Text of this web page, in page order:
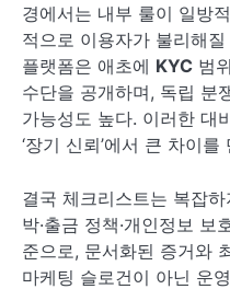
경에서는 내부 룰이 일방
적으로 이용자가 불리해
플랫폼은 애초에 KYC 범
수단을 공개하며, 독립 분
가능성도 높다. 이러한 대
‘장기 신뢰’에서 큰 차이를
결국 체크리스트는 복잡하
박·출금 정책·개인정보 보
준으로, 문서화된 증거와
마케팅 슬로건이 아닌 운